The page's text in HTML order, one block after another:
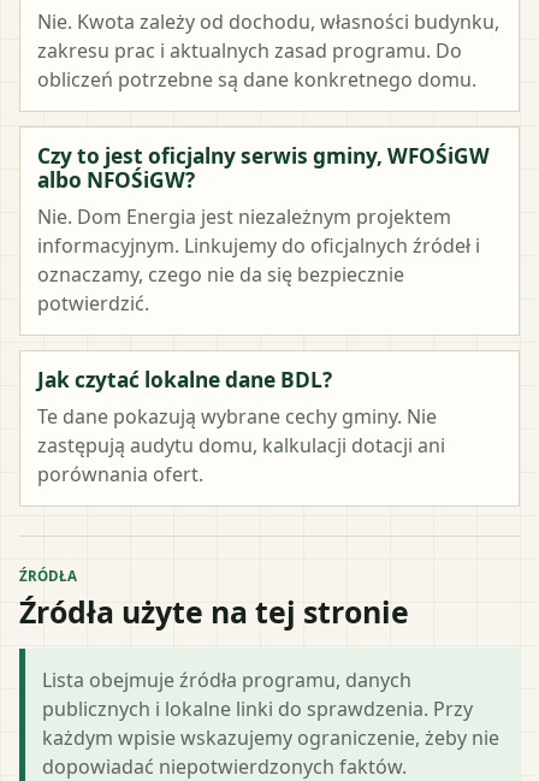
Nie. Kwota zależy od dochodu, własności budynku,
zakresu prac i aktualnych zasad programu. Do
obliczeń potrzebne są dane konkretnego domu.
Czy to jest oficjalny serwis gminy, WFOŚiGW
albo NFOŚiGW?
Nie. Dom Energia jest niezależnym projektem
informacyjnym. Linkujemy do oficjalnych źródeł i
oznaczamy, czego nie da się bezpiecznie
potwierdzić.
Jak czytać lokalne dane BDL?
Te dane pokazują wybrane cechy gminy. Nie
zastępują audytu domu, kalkulacji dotacji ani
porównania ofert.
ŹRÓDŁA
Źródła użyte na tej stronie
Lista obejmuje źródła programu, danych
publicznych i lokalne linki do sprawdzenia. Przy
każdym wpisie wskazujemy ograniczenie, żeby nie
dopowiadać niepotwierdzonych faktów.